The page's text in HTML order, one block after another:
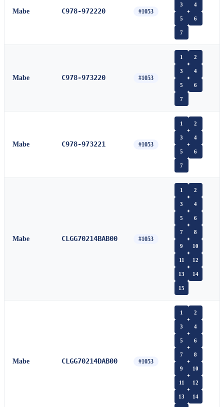
Mabe C978-972220 #1053
3 4
5 6
7
Mabe C978-973220 #1053
1 2
3 4
5 6
7
Mabe C978-973221 #1053
1 2
3 4
5 6
7
Mabe CLGG70214BAB00 #1053
1 2
3 4
5 6
7 8
9 10
11 12
13 14
15
Mabe CLGG70214DAB00 #1053
1 2
3 4
5 6
7 8
9 10
11 12
13 14